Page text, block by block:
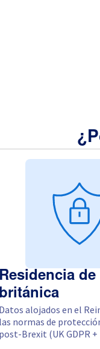
Residencia
británica
Datos alojados en el
las normas de
post-Brexit (UK GDPR +